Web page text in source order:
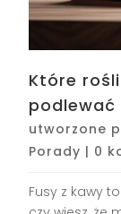
Które
podlewać
utworzone
Porady | 0
Fusy z kawy